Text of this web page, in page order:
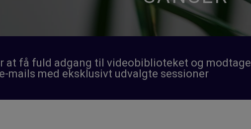
at få fuld adgang til videobiblioteket og modtage
mails med eksklusivt udvalgte sessioner